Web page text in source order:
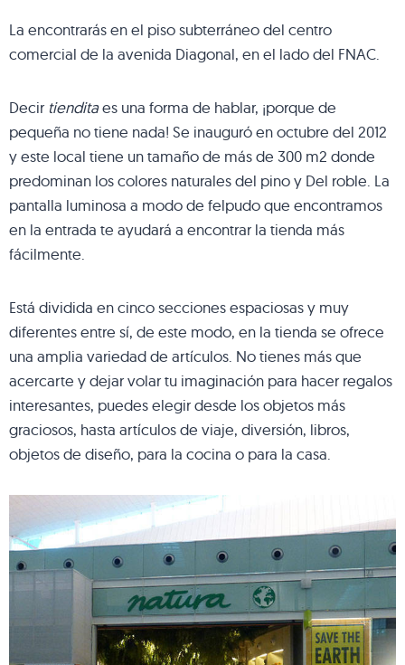
La encontrarás en el piso subterráneo del centro
comercial de la avenida Diagonal, en el lado del FNAC.
Decir tienditaes una forma de hablar, ¡porque de
pequeña no tiene nada! Se inauguró en octubre del 2012
y este local tiene un tamaño de más de 300 m2 donde
predominan los colores naturales del pino y Del roble. La
pantalla luminosa a modo de felpudo que encontramos
en la entrada te ayudará a encontrar la tienda más
fácilmente.
Está dividida en cinco secciones espaciosas y muy
diferentes entre sí, de este modo, en la tienda se ofrece
una amplia variedad de artículos. No tienes más que
acercarte y dejar volar tu imaginación para hacer regalos
interesantes, puedes elegir desde los objetos más
graciosos, hasta artículos de viaje, diversión, libros,
objetos de diseño, para la cocina o para la casa.